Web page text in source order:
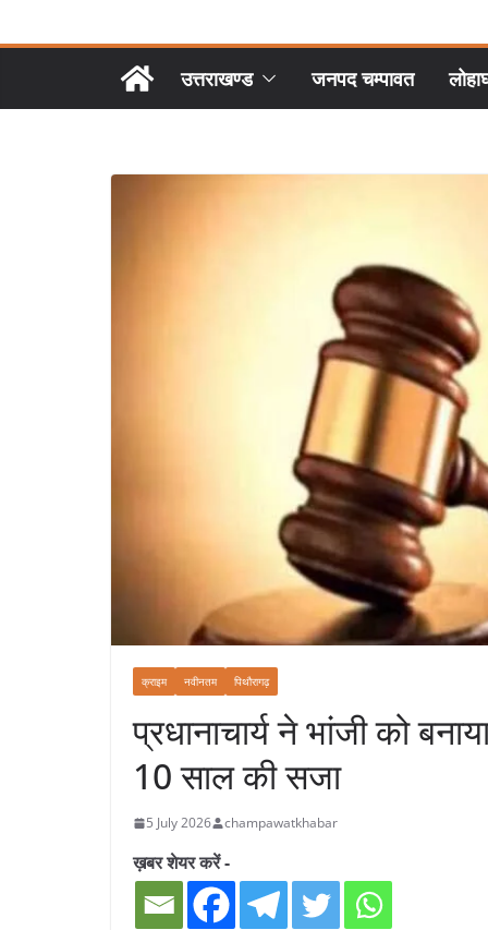
उत्तराखण्ड जनपद चम्पावत
क्राइम नवीनतम पिथौरागढ़
प्रधानाचार्य ने भांजी को
10 साल की सजा
5 July 2026 champawatkhabar
ख़बर शेयर करें -